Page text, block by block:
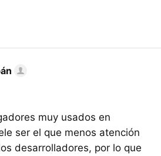
muy usados en
ser el que menos atención
desarrolladores, por lo que